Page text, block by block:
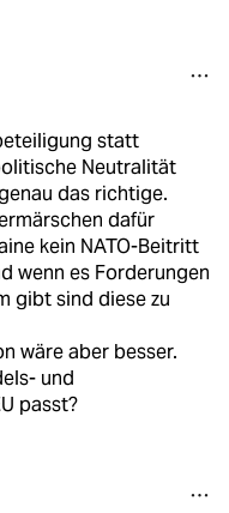
statt
Neutralität
das richtige.
dafür
kein NATO-Beitritt
wenn es Forderungen
gibt sind diese zu
wäre aber besser.
und
passt?